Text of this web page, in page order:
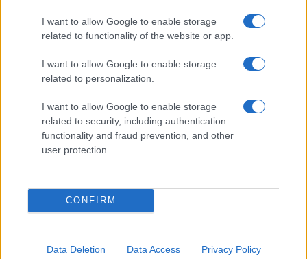
I want to allow Google to enable storage
related to functionality of the website or app.
I want to allow Google to enable storage
related to personalization.
I want to allow Google to enable storage
related to security, including authentication
functionality and fraud prevention, and other
user protection.
CONFIRM
Data Deletion Data Access Privacy Policy
Πυροσβεστική: Τρεις συλλήψεις για πρόκληση
5/08/2026 - 11:00μμ